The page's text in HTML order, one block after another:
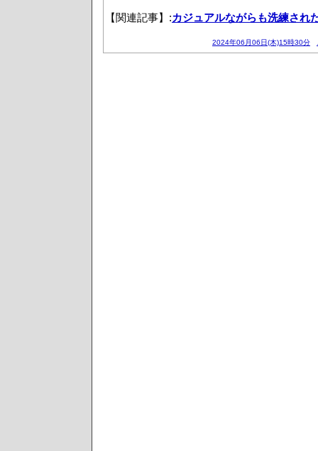
【関連記事】:カジュアルながらも洗練され
2024年06月06日(木)15時30分